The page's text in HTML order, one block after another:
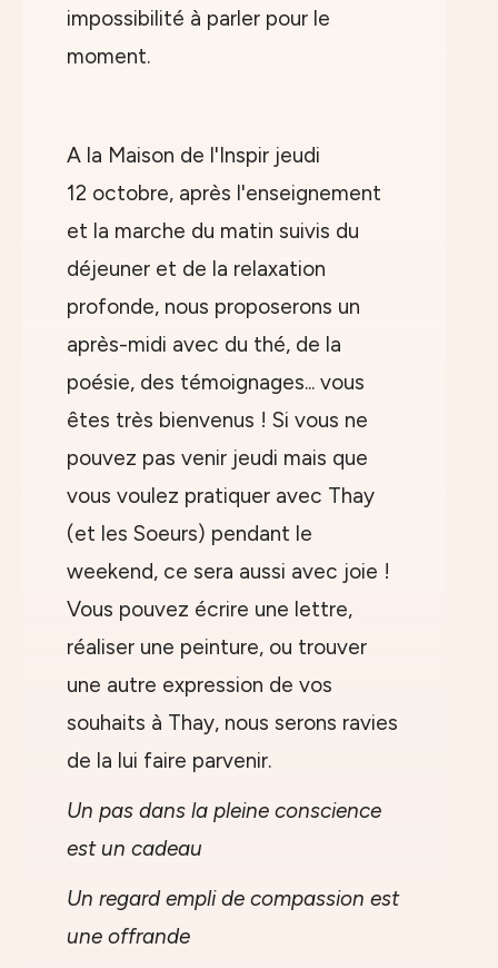
impossibilité à parler pour le
moment.
A la Maison de l'Inspir jeudi
12 octobre, après l'enseignement
et la marche du matin suivis du
déjeuner et de la relaxation
profonde, nous proposerons un
après-midi avec du thé, de la
poésie, des témoignages... vous
êtes très bienvenus ! Si vous ne
pouvez pas venir jeudi mais que
vous voulez pratiquer avec Thay
(et les Soeurs) pendant le
weekend, ce sera aussi avec joie !
Vous pouvez écrire une lettre,
réaliser une peinture, ou trouver
une autre expression de vos
souhaits à Thay, nous serons ravies
de la lui faire parvenir.
Un pas dans la pleine conscience
est un cadeau
Un regard empli de compassion est
une offrande